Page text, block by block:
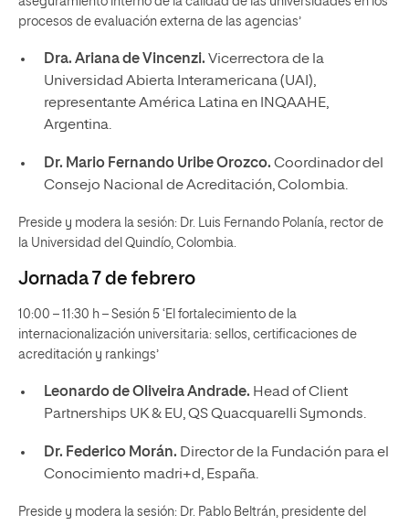
procesos de evaluación externa de las agencias’
Dra. Ariana de Vincenzi. Vicerrectora de la
Universidad Abierta Interamericana (UAI),
representante América Latina en INQAAHE,
Argentina.
Dr. Mario Fernando Uribe Orozco. Coordinador del
Consejo Nacional de Acreditación, Colombia.
Preside y modera la sesión: Dr. Luis Fernando Polanía, rector de
la Universidad del Quindío, Colombia.
Jornada 7 de febrero
10:00 – 11:30 h – Sesión 5 ‘El fortalecimiento de la
internacionalización universitaria: sellos, certificaciones de
acreditación y rankings’
Leonardo de Oliveira Andrade. Head of Client
Partnerships UK & EU, QS Quacquarelli Symonds.
Dr. Federico Morán. Director de la Fundación para el
Conocimiento madri+d, España.
Preside y modera la sesión: Dr. Pablo Beltrán, presidente del